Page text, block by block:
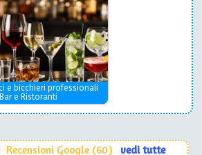
e bicchieri professionali
e Ristoranti
Recensioni Google (60) vedi tutte